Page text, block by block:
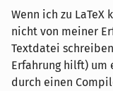
Wenn ich zu
nicht von meiner
Textdatei
Erfahrung hilft) um
durch einen